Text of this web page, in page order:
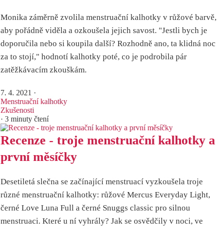
Monika záměrně zvolila menstruační kalhotky v růžové barvě,
aby pořádně viděla a ozkoušela jejich savost. "Jestli bych je
doporučila nebo si koupila další? Rozhodně ano, ta klidná noc
za to stojí," hodnotí kalhotky poté, co je podrobila pár
zatěžkávacím zkouškám.
7. 4. 2021 ·
Menstruační kalhotky
Zkušenosti
· 3 minuty čtení
Recenze - troje menstruační kalhotky a
první měsíčky
Desetiletá slečna se začínající menstruací vyzkoušela troje
různé menstruační kalhotky: růžové Mercus Everyday Light,
černé Love Luna Full a černé Snuggs classic pro silnou
menstruaci. Které u ní vyhrály? Jak se osvědčily v noci, ve